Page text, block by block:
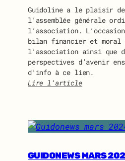
m
a
2
0
2
4
Guidoline a le plaisir
l’assemblée générale
l’association.
bilan financier et moral
l’association ainsi que
perspectives d’avenir
d’info à ce lien.
Lire l’article
v
i
a
GUIDONEWS MARS